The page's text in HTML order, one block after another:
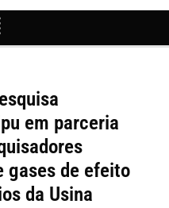
em parceria
gases de efeito
da Usina